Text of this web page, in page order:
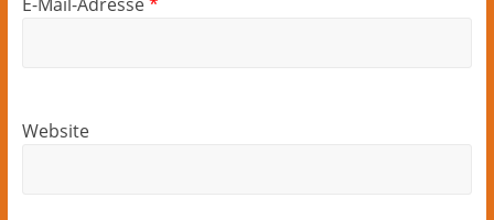
Website